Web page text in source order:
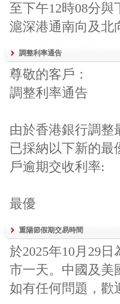
至下午12時08分
滬深港通南向及北
調整利率通告
尊敬的客戶：
調整利率通告
由於香港銀行調整
已採納以下新的最
戶逾期交收利率:
最優
重陽節假期交易時間
於2025年10月29
市一天。中國及美
如有任何問題，歡